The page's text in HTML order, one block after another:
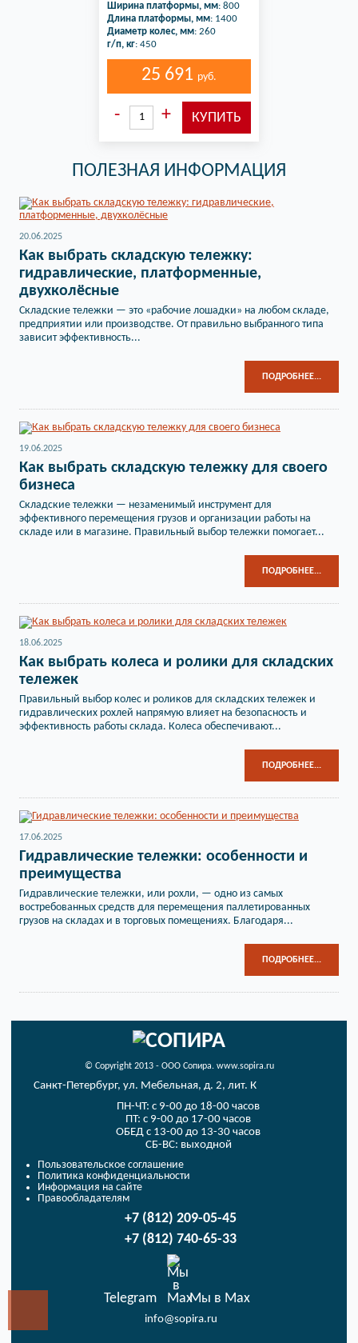
Ширина платформы, мм: 800
Длина платформы, мм: 1400
Диаметр колес, мм: 260
г/п, кг: 450
25 691 руб.
ПОЛЕЗНАЯ ИНФОРМАЦИЯ
20.06.2025
Как выбрать складскую тележку:
гидравлические, платформенные,
двухколёсные
Складские тележки — это «рабочие лошадки» на любом складе,
предприятии или производстве. От правильно выбранного типа
зависит эффективность...
ПОДРОБНЕЕ...
19.06.2025
Как выбрать складскую тележку для своего
бизнеса
Складские тележки — незаменимый инструмент для
эффективного перемещения грузов и организации работы на
складе или в магазине. Правильный выбор тележки помогает...
ПОДРОБНЕЕ...
18.06.2025
Как выбрать колеса и ролики для складских
тележек
Правильный выбор колес и роликов для складских тележек и
гидравлических рохлей напрямую влияет на безопасность и
эффективность работы склада. Колеса обеспечивают...
ПОДРОБНЕЕ...
17.06.2025
Гидравлические тележки: особенности и
преимущества
Гидравлические тележки, или рохли, — одно из самых
востребованных средств для перемещения паллетированных
грузов на складах и в торговых помещениях. Благодаря...
ПОДРОБНЕЕ...
© Copyright 2013 - ООО Сопира. www.sopira.ru
Санкт-Петербург, ул. Мебельная, д. 2, лит. К
ПН-ЧТ: с 9-00 до 18-00 часов
ПТ: с 9-00 до 17-00 часов
ОБЕД с 13-00 до 13-30 часов
СБ-ВС: выходной
Пользовательское соглашение
Политика конфиденциальности
Информация на сайте
Правообладателям
+7 (812) 209-05-45
+7 (812) 740-65-33
Telegram Мы в Max
info@sopira.ru